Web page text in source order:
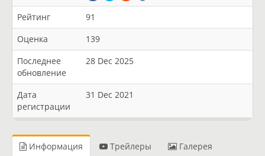
Рейтинг
91
Оценка
139
Последнее
обновление
28 Dec 2025
Дата
регистрации
31 Dec 2021
Информация Трейлеры Галерея